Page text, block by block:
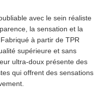
avec le sein réaliste
la sensation et la
à partir de TPR
supérieure et sans
ultra-doux présente des
qui offrent des sensations